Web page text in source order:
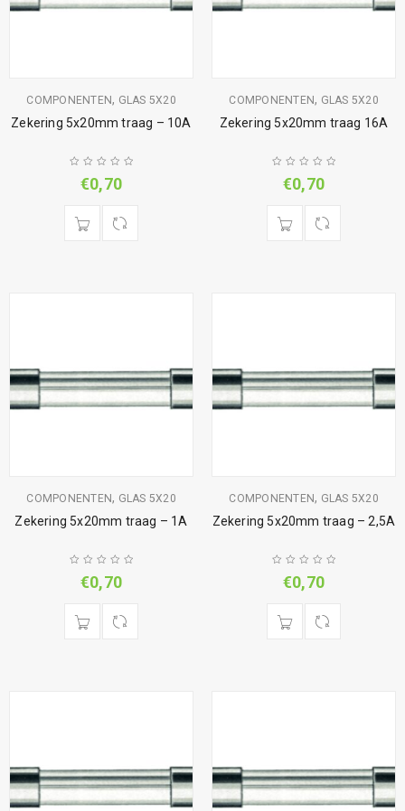
COMPONENTEN, GLAS 5X20
Zekering 5x20mm traag – 10A
€0,70
COMPONENTEN, GLAS 5X20
Zekering 5x20mm traag 16A
€0,70
COMPONENTEN, GLAS 5X20
Zekering 5x20mm traag – 1A
€0,70
COMPONENTEN, GLAS 5X20
Zekering 5x20mm traag – 2,5A
€0,70